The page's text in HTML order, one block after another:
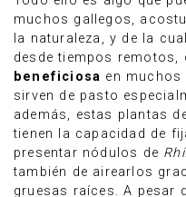
muchos gallegos,
la naturaleza, y de la
desde tiempos remotos,
beneficiosa en
sirven de pasto
además, estas plantas
tienen la capacidad de
presentar nódulos de
también de airearlos
gruesas raíces. A pesar